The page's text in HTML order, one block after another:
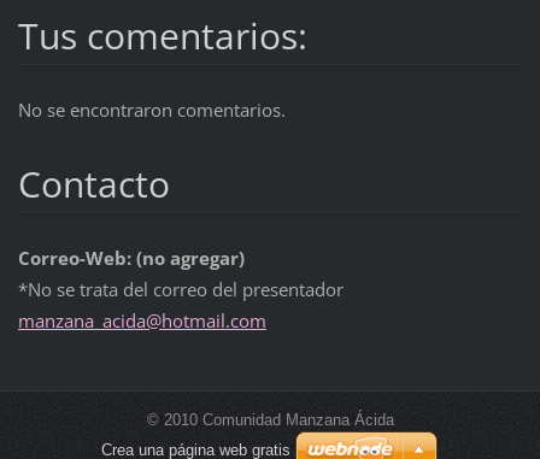
Tus comentarios:
No se encontraron comentarios.
Contacto
Correo-Web: (no agregar)
*No se trata del correo del presentador
manzana_ acida@hotmail.com
© 2010 Comunidad Manzana Ácida
Crea una página web gratis